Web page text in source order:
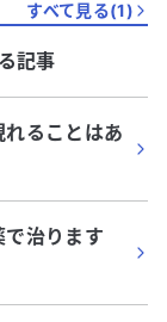
すべて見る(1)
記事
ることはあ
治ります